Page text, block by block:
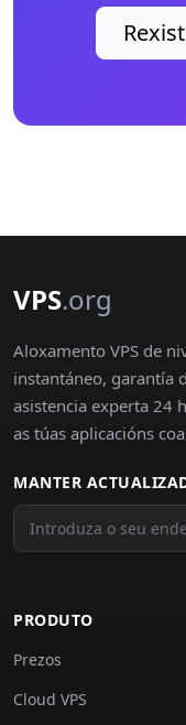
VPS.org
Aloxamento VPS de
instantáneo, garantía
asistencia experta 24
as túas aplicacións
MANTER
PRODUTO
Prezos
Cloud VPS